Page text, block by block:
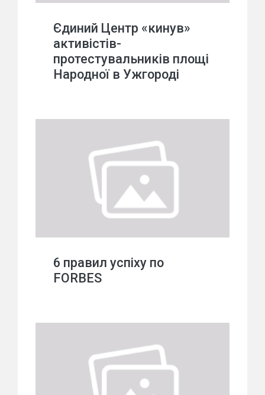
Єдиний Центр «кинув»
активістів-
протестувальників площі
Народної в Ужгороді
6 правил успіху по
FORBES